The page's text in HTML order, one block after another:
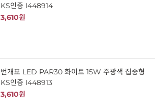
KS인증 I448914
3,610원
번개표 LED PAR30 화이트 15W 주광색 집중형
KS인증 I448913
3,610원